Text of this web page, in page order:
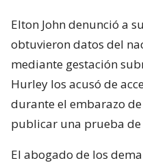
Elton John denunció a
obtuvieron datos del
mediante gestación
Hurley los acusó de
durante el embarazo
publicar una prueba
El abogado de los